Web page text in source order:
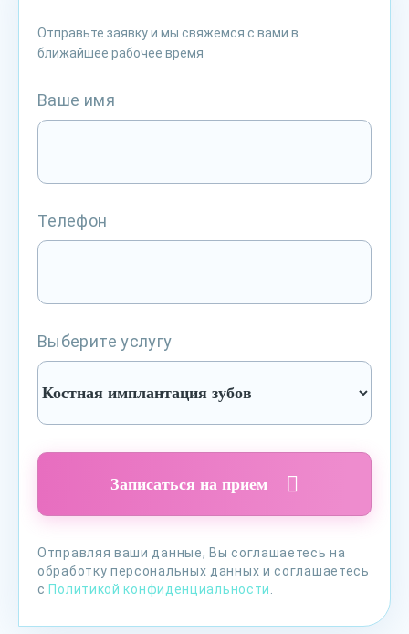
Отправьте заявку и мы свяжемся с вами в
ближайшее рабочее время
Ваше имя
Телефон
Выберите услугу
Записаться на прием
Отправляя ваши данные, Вы соглашаетесь на
обработку персональных данных и соглашаетесь
с Политикой конфиденциальности